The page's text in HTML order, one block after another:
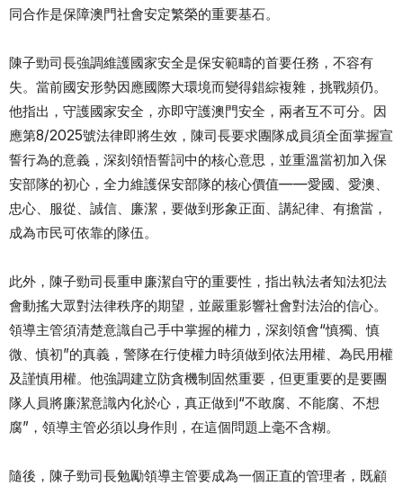
同合作是保障澳門社會安定繁榮的重要基石。
陳子勁司長強調維護國家安全是保安範疇的首要任務，不容有
失。當前國安形勢因應國際大環境而變得錯綜複雜，挑戰頻仍。
他指出，守護國家安全，亦即守護澳門安全，兩者互不可分。因
應第8/2025號法律即將生效，陳司長要求團隊成員須全面掌握宣
誓行為的意義，深刻領悟誓詞中的核心意思，並重溫當初加入保
安部隊的初心，全力維護保安部隊的核心價值——愛國、愛澳、
忠心、服從、誠信、廉潔，要做到形象正面、講紀律、有擔當，
成為市民可依靠的隊伍。
此外，陳子勁司長重申廉潔自守的重要性，指出執法者知法犯法
會動搖大眾對法律秩序的期望，並嚴重影響社會對法治的信心。
領導主管須清楚意識自己手中掌握的權力，深刻領會“慎獨、慎
微、慎初”的真義，警隊在行使權力時須做到依法用權、為民用權
及謹慎用權。他強調建立防貪機制固然重要，但更重要的是要團
隊人員將廉潔意識內化於心，真正做到“不敢腐、不能腐、不想
腐”，領導主管必須以身作則，在這個問題上毫不含糊。
隨後，陳子勁司長勉勵領導主管要成為一個正直的管理者，既顧